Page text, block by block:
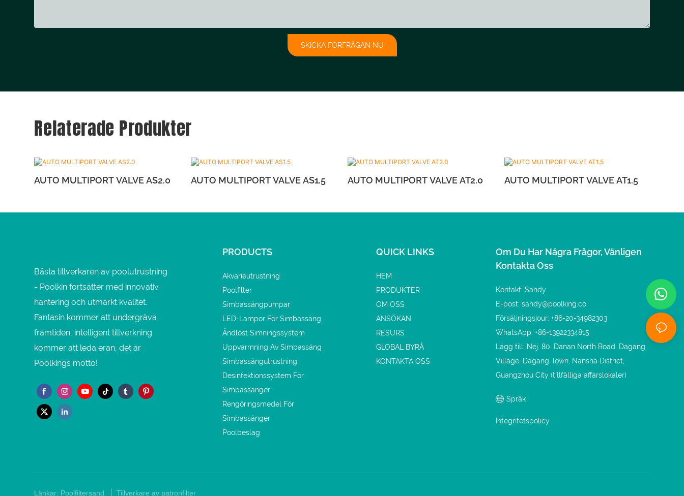
SKICKA FÖRFRÅGAN NU
Relaterade Produkter
AUTO MULTIPORT VALVE AS2.0 AUTO MULTIPORT VALVE AS1.5 AUTO MULTIPORT VALVE AT2.0 AUTO MULTIPORT VALVE AT1.5
Bästa tillverkaren av poolutrustning
- Poolkin fortsätter med innovativ
hantering och utmärkt kvalitet.
Fantasin kommer att undergräva
framtiden, intelligent tillverkning
kommer att leda eran, det är
Poolkings motto!
PRODUCTS
Akvarieutrustning
Poolfilter
Simbassängpumpar
LED-Lampor För Simbassäng
Ändlöst Simningssystem
Uppvärmning Av Simbassäng
Simbassängutrustning
Desinfektionssystem För
Simbassänger
Rengöringsmedel För
Simbassänger
Poolbeslag
QUICK LINKS
HEM
PRODUKTER
OM OSS
ANSÖKAN
RESURS
GLOBAL BYRÅ
KONTAKTA OSS
Om Du Har Några Frågor, Vänligen
Kontakta Oss
Kontakt: Sandy
E-post:sandy@poolking.co
Försäljningsjour: +86-20-34982303
WhatsApp: +86-13922334815
Lägg till: Nej. 80, Danan North Road, Dagang
Village, Dagang Town, Nansha District,
Guangzhou City (tillfälliga affärslokaler)
Språk
Integritetspolicy
Länkar: Poolfiltersand Tillverkare av patronfilter